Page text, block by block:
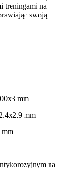
treningami na
swoją
mm
mm
mm
na